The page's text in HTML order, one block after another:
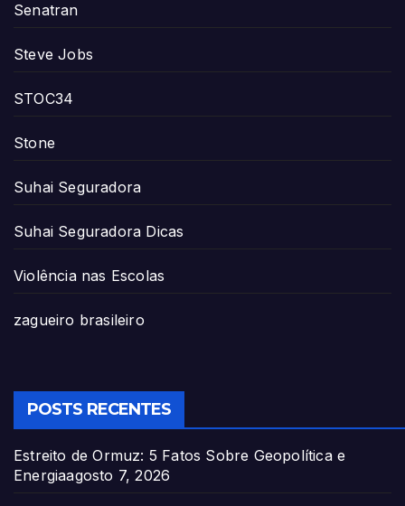
Senatran
Steve Jobs
STOC34
Stone
Suhai Seguradora
Suhai Seguradora Dicas
Violência nas Escolas
zagueiro brasileiro
POSTS RECENTES
Estreito de Ormuz: 5 Fatos Sobre Geopolítica e
Energiaagosto 7, 2026